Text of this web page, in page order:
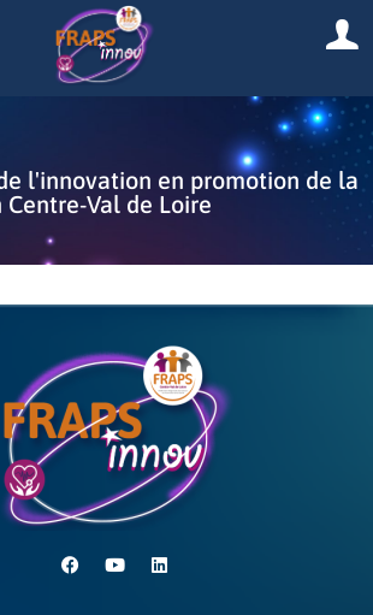
l'innovation en promotion de la
Val de Loire